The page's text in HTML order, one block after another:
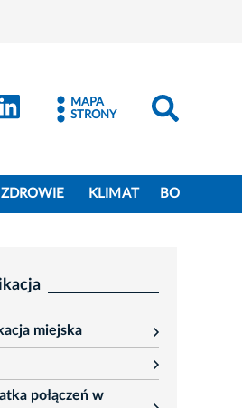
YouTube
- Instagram
Kraków - LinkedIn
MAPA
STRONY
KLIMAT BO
miejska
połączeń w